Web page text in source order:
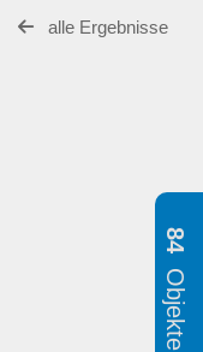
alle Ergebnisse
84
Objekte